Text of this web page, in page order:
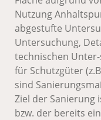
Nutzung
abgestufte
Untersuchung,
technischen
für Schutzgüter
sind
Ziel der Sanierung
bzw. der bereits